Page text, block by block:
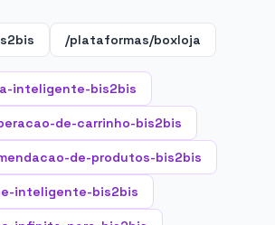
/plataformas/boxloja
inteligente-bis2bis
de-carrinho-bis2bis
de-produtos-bis2bis
inteligente-bis2bis